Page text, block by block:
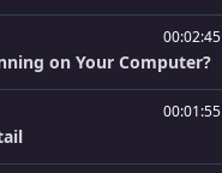
00:02:45
on Your Computer?
00:01:55